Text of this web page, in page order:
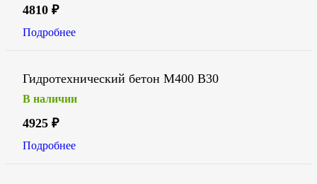
4810 ₽
Подробнее
Гидротехнический бетон М400 В30
В наличии
4925 ₽
Подробнее